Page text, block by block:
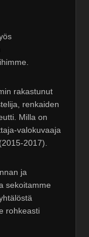
rakastunut
renkaiden
Milla on
valokuvaaja
2017).
ja
sekoitamme
rohkeasti